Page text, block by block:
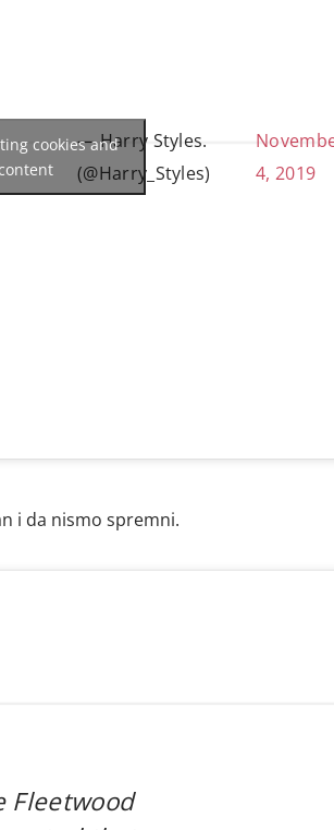
— Harry Styles.
(@Harry_Styles)
4, 2019
cookies and
i da nismo spremni.
Fleetwood